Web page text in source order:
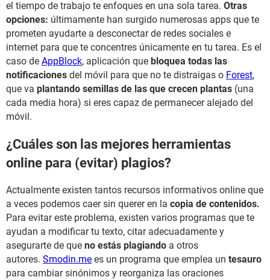
el tiempo de trabajo te enfoques en una sola tarea. Otras
opciones: últimamente han surgido numerosas apps que te
prometen ayudarte a desconectar de redes sociales e
internet para que te concentres únicamente en tu tarea. Es el
caso de AppBlock, aplicación que bloquea todas las
notificaciones del móvil para que no te distraigas o Forest,
que va plantando semillas de las que crecen plantas (una
cada media hora) si eres capaz de permanecer alejado del
móvil.
¿Cuáles son las mejores herramientas
online para (evitar) plagios?
Actualmente existen tantos recursos informativos online que
a veces podemos caer sin querer en la copia de contenidos.
Para evitar este problema, existen varios programas que te
ayudan a modificar tu texto, citar adecuadamente y
asegurarte de que no estás plagiando a otros
autores. Smodin.me es un programa que emplea un tesauro
para cambiar sinónimos y reorganiza las oraciones